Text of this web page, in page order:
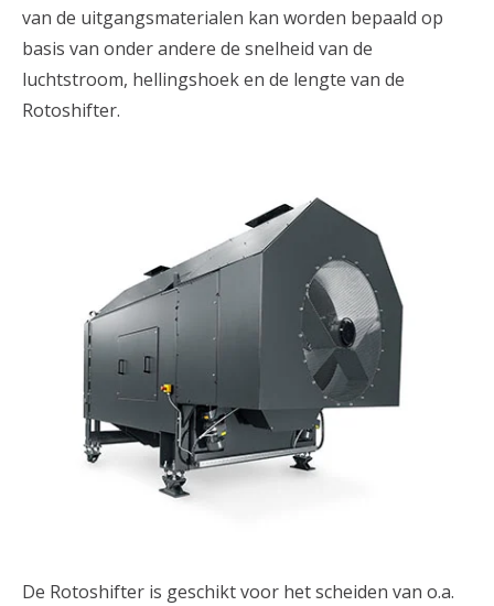
van de uitgangsmaterialen kan worden bepaald op
basis van onder andere de snelheid van de
luchtstroom, hellingshoek en de lengte van de
Rotoshifter.
De Rotoshifter is geschikt voor het scheiden van o.a.